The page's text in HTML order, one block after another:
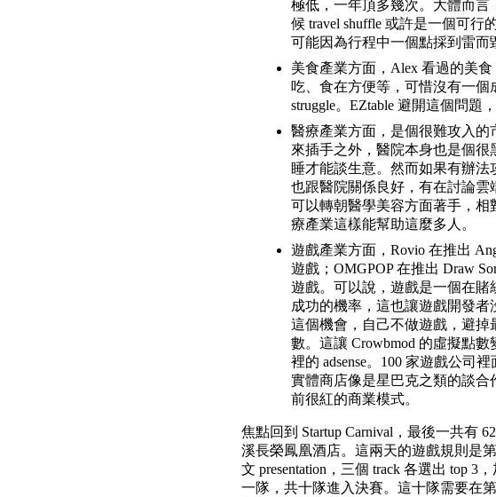
極低，一年頂多幾次。大體而
候 travel shuffle 或許是一個可
可能因為行程中一個點採到雷而
美食產業方面，Alex 看過的美食
吃、食在方便等，可惜沒有一個
struggle。EZtable 避開這個問題
醫療產業方面，是個很難攻入
來插手之外，醫院本身也是個
睡才能談生意。然而如果有辦法
也跟醫院關係良好，有在討論
可以轉朝醫學美容方面著手，
療產業這樣能幫助這麼多人。
遊戲產業方面，Rovio 在推出
遊戲；OMGPOP 在推出 Draw
遊戲。可以說，遊戲是一個在
成功的機率，這也讓遊戲開發者
這個機會，自己不做遊戲，避
數。這讓 Crowbmod 的虛擬點
裡的 adsense。100 家遊戲公司
實體商店像是星巴克之類的談合
前很紅的商業模式。
焦點回到 Startup Carnival，最後一共有
溪長榮鳳凰酒店。這兩天的遊戲規則是
文 presentation，三個 track 各選出 top 3
一隊，共十隊進入決賽。這十隊需要在